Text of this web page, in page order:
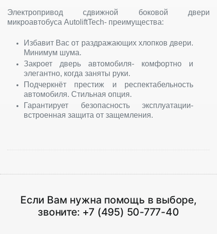
Электропривод сдвижной боковой двери
микроавтобуса AutoliftTech- преимущества:
Избавит Вас от раздражающих хлопков двери.
Минимум шума.
Закроет дверь автомобиля- комфортно и
элегантно, когда заняты руки.
Подчеркнёт престиж и респектабельность
автомобиля. Стильная опция.
Гарантирует безопасность эксплуатации-
встроенная защита от защемления.
Если Вам нужна помощь в выборе,
звоните: +7 (495) 50-777-40